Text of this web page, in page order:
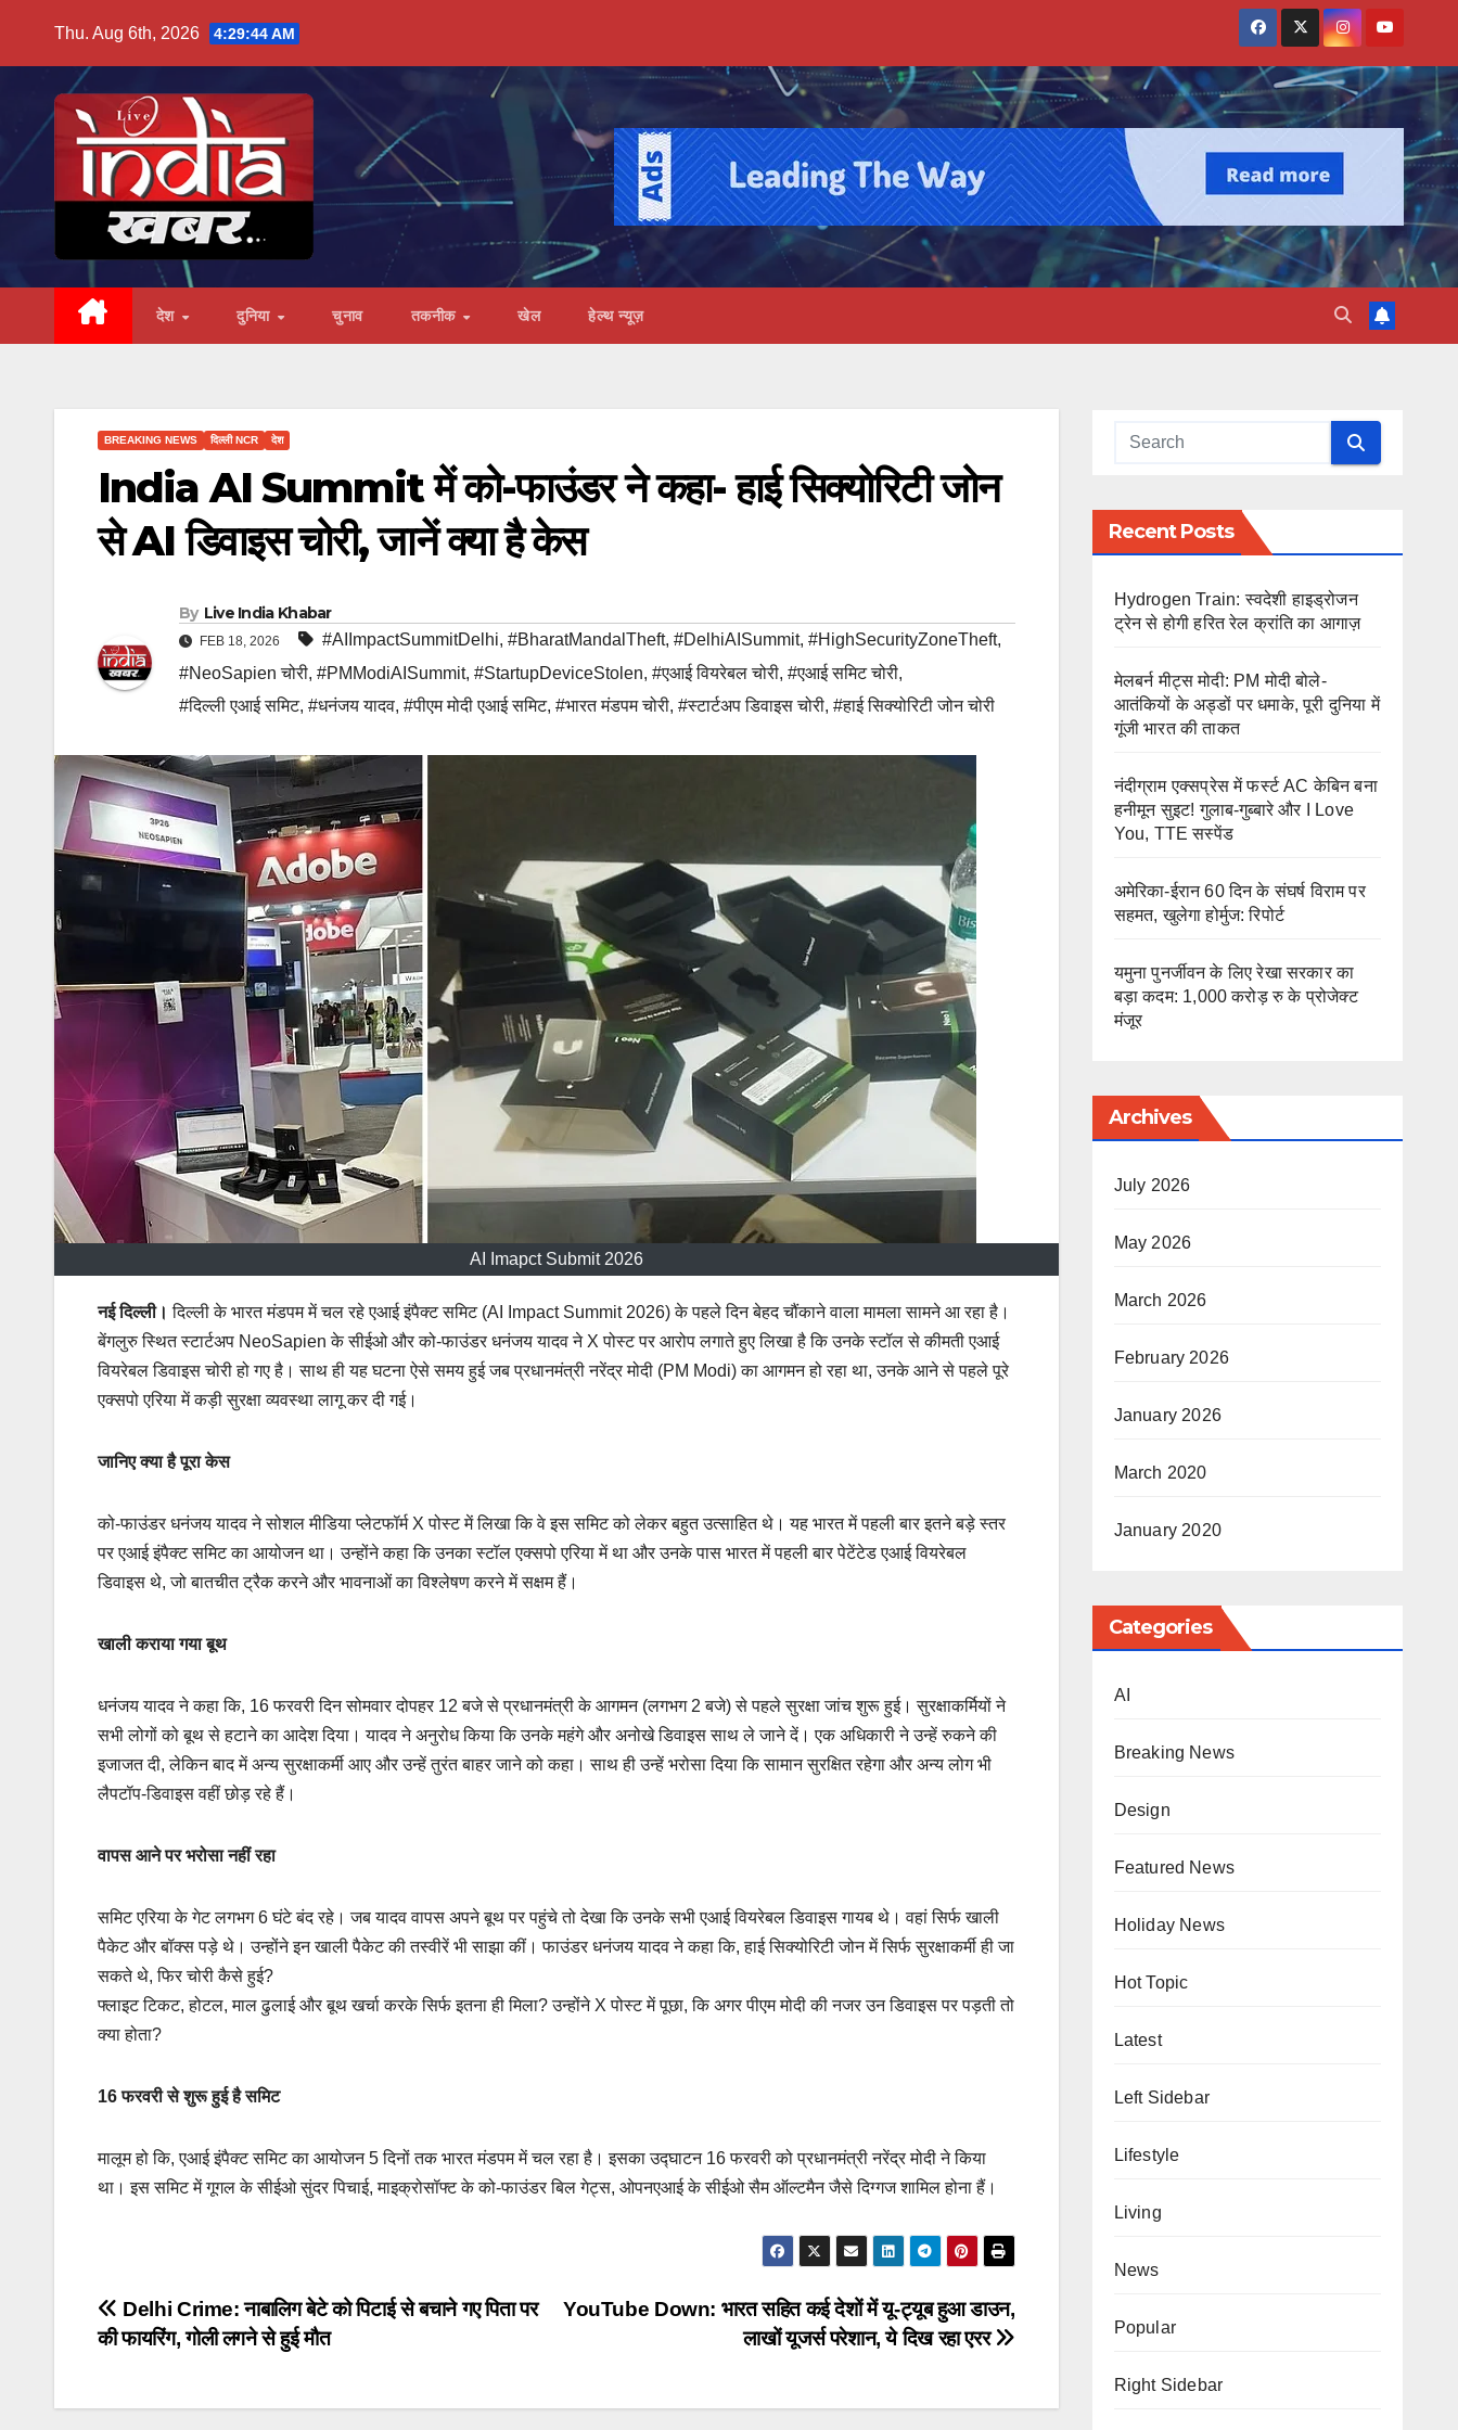
Thu. Aug 6th, 2026 4:29:45 AM
देश दुनिया चुनाव तकनीक खेल हेल्थ न्यूज़
BREAKING NEWS दिल्ली NCR देश
India AI Summit में को-फाउंडर ने कहा- हाई सिक्योरिटी जोन
से AI डिवाइस चोरी, जानें क्या है केस
By Live India Khabar
FEB 18, 2026 #AIImpactSummitDelhi, #BharatMandalTheft, #DelhiAISummit, #HighSecurityZoneTheft,
#NeoSapien चोरी, #PMModiAISummit, #StartupDeviceStolen, #एआई वियरेबल चोरी, #एआई समिट चोरी,
#दिल्ली एआई समिट, #धनंजय यादव, #पीएम मोदी एआई समिट, #भारत मंडपम चोरी, #स्टार्टअप डिवाइस चोरी, #हाई सिक्योरिटी जोन चोरी
AI Imapct Submit 2026
नई दिल्ली।दिल्ली के भारत मंडपम में चल रहे एआई इंपैक्ट समिट (AI Impact Summit 2026) के पहले दिन बेहद चौंकाने वाला मामला सामने आ रहा है।
बेंगलुरु स्थित स्टार्टअप NeoSapien के सीईओ और को-फाउंडर धनंजय यादव ने X पोस्ट पर आरोप लगाते हुए लिखा है कि उनके स्टॉल से कीमती एआई
वियरेबल डिवाइस चोरी हो गए है। साथ ही यह घटना ऐसे समय हुई जब प्रधानमंत्री नरेंद्र मोदी (PM Modi) का आगमन हो रहा था, उनके आने से पहले पूरे
एक्सपो एरिया में कड़ी सुरक्षा व्यवस्था लागू कर दी गई।
जानिए क्या है पूरा केस
को-फाउंडर धनंजय यादव ने सोशल मीडिया प्लेटफॉर्म X पोस्ट में लिखा कि वे इस समिट को लेकर बहुत उत्साहित थे। यह भारत में पहली बार इतने बड़े स्तर
पर एआई इंपैक्ट समिट का आयोजन था। उन्होंने कहा कि उनका स्टॉल एक्सपो एरिया में था और उनके पास भारत में पहली बार पेटेंटेड एआई वियरेबल
डिवाइस थे, जो बातचीत ट्रैक करने और भावनाओं का विश्लेषण करने में सक्षम हैं।
खाली कराया गया बूथ
धनंजय यादव ने कहा कि, 16 फरवरी दिन सोमवार दोपहर 12 बजे से प्रधानमंत्री के आगमन (लगभग 2 बजे) से पहले सुरक्षा जांच शुरू हुई। सुरक्षाकर्मियों ने
सभी लोगों को बूथ से हटाने का आदेश दिया। यादव ने अनुरोध किया कि उनके महंगे और अनोखे डिवाइस साथ ले जाने दें। एक अधिकारी ने उन्हें रुकने की
इजाजत दी, लेकिन बाद में अन्य सुरक्षाकर्मी आए और उन्हें तुरंत बाहर जाने को कहा। साथ ही उन्हें भरोसा दिया कि सामान सुरक्षित रहेगा और अन्य लोग भी
लैपटॉप-डिवाइस वहीं छोड़ रहे हैं।
वापस आने पर भरोसा नहीं रहा
समिट एरिया के गेट लगभग 6 घंटे बंद रहे। जब यादव वापस अपने बूथ पर पहुंचे तो देखा कि उनके सभी एआई वियरेबल डिवाइस गायब थे। वहां सिर्फ खाली
पैकेट और बॉक्स पड़े थे। उन्होंने इन खाली पैकेट की तस्वीरें भी साझा कीं। फाउंडर धनंजय यादव ने कहा कि, हाई सिक्योरिटी जोन में सिर्फ सुरक्षाकर्मी ही जा
सकते थे, फिर चोरी कैसे हुई?
फ्लाइट टिकट, होटल, माल ढुलाई और बूथ खर्चा करके सिर्फ इतना ही मिला? उन्होंने X पोस्ट में पूछा, कि अगर पीएम मोदी की नजर उन डिवाइस पर पड़ती तो
क्या होता?
16 फरवरी से शुरू हुई है समिट
मालूम हो कि, एआई इंपैक्ट समिट का आयोजन 5 दिनों तक भारत मंडपम में चल रहा है। इसका उद्घाटन 16 फरवरी को प्रधानमंत्री नरेंद्र मोदी ने किया
था। इस समिट में गूगल के सीईओ सुंदर पिचाई, माइक्रोसॉफ्ट के को-फाउंडर बिल गेट्स, ओपनएआई के सीईओ सैम ऑल्टमैन जैसे दिग्गज शामिल होना हैं।
Post
navigation
YouTube Down: भारत सहित कई देशों में यू-ट्यूब हुआ डाउन,
लाखों यूजर्स परेशान, ये दिख रहा एरर
Delhi Crime: नाबालिग बेटे को पिटाई से बचाने गए पिता पर
की फायरिंग, गोली लगने से हुई मौत
Recent Posts
Hydrogen Train: स्वदेशी हाइड्रोजन
ट्रेन से होगी हरित रेल क्रांति का आगाज़
मेलबर्न मीट्स मोदी: PM मोदी बोले-
आतंकियों के अड्डों पर धमाके, पूरी दुनिया में
गूंजी भारत की ताकत
नंदीग्राम एक्सप्रेस में फर्स्ट AC केबिन बना
हनीमून सुइट! गुलाब-गुब्बारे और I Love
You, TTE सस्पेंड
अमेरिका-ईरान 60 दिन के संघर्ष विराम पर
सहमत, खुलेगा होर्मुज: रिपोर्ट
यमुना पुनर्जीवन के लिए रेखा सरकार का
बड़ा कदम: 1,000 करोड़ रु के प्रोजेक्ट
मंजूर
Archives
July 2026
May 2026
March 2026
February 2026
January 2026
March 2020
January 2020
Categories
AI
Breaking News
Design
Featured News
Holiday News
Hot Topic
Latest
Left Sidebar
Lifestyle
Living
News
Popular
Right Sidebar